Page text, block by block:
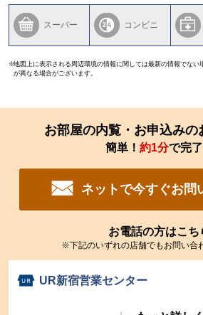
スーパー コンビニ
地図上に表示される周辺環境の情報に関しては最新の情報でない
が異なる場合がございます。
お部屋の内覧・お申込みの
簡単！ 約1分で完了
ネットで今すぐお問
お電話の方はこち
※下記のいずれの店舗でもお問い合
UR新宿営業センター